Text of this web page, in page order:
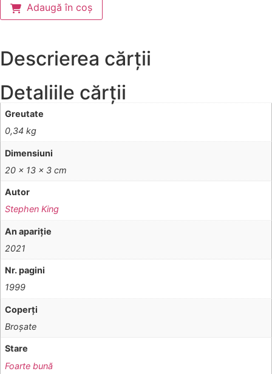
Adaugă în coș
Descrierea cărții
Detaliile cărții
Greutate
0,34 kg
Dimensiuni
20 × 13 × 3 cm
Autor
Stephen King
An apariţie
2021
Nr. pagini
1999
Coperţi
Broşate
Stare
Foarte bună